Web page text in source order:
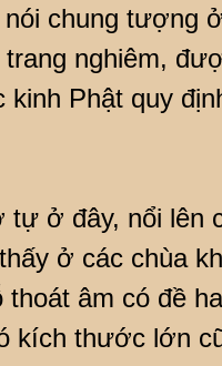
chung tượng
nghiêm,
Phật quy
tự ở đây, nổi lên
ở các chùa
âm có đề
kích thước lớn